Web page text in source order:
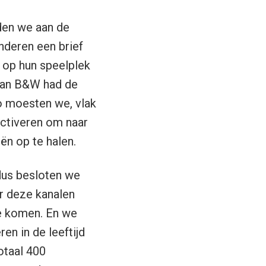
we aan de
een brief
hun speelplek
B&W had de
moesten we, vlak
om naar
op te halen.
besloten we
deze kanalen
En we
in de leeftijd
400